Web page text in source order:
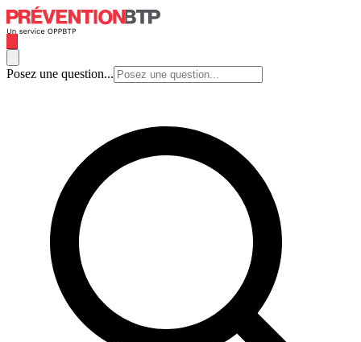
Posez une question...